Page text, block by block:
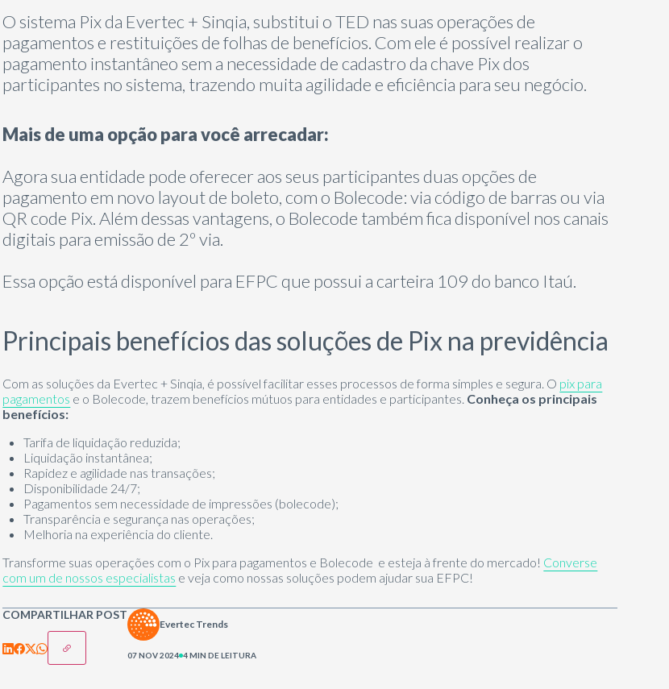
O sistema Pix da Evertec + Sinqia, substitui o TED nas suas operações de
pagamentos e restituições de folhas de benefícios. Com ele é possível realizar o
pagamento instantâneo sem a necessidade de cadastro da chave Pix dos
participantes no sistema, trazendo muita agilidade e eficiência para seu negócio.
Mais de uma opção para você arrecadar:
Agora sua entidade pode oferecer aos seus participantes duas opções de
pagamento em novo layout de boleto, com o Bolecode: via código de barras ou via
QR code Pix. Além dessas vantagens, o Bolecode também fica disponível nos canais
digitais para emissão de 2º via.
Essa opção está disponível para EFPC que possui a carteira 109 do banco Itaú.
Principais benefícios das soluções de Pix na previdência
Com as soluções da Evertec + Sinqia, é possível facilitar esses processos de forma simples e segura. O pix para
pagamentos e o Bolecode, trazem benefícios mútuos para entidades e participantes. Conheça os principais
benefícios:
Tarifa de liquidação reduzida;
Liquidação instantânea;
Rapidez e agilidade nas transações;
Disponibilidade 24/7;
Pagamentos sem necessidade de impressões (bolecode);
Transparência e segurança nas operações;
Melhoria na experiência do cliente.
Transforme suas operações com o Pix para pagamentos e Bolecode e esteja à frente do mercado! Converse
com um de nossos especialistas e veja como nossas soluções podem ajudar sua EFPC!
COMPARTILHAR POST
Evertec Trends
07 NOV 2024 4 MIN DE LEITURA